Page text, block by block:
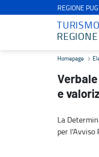
REGIONE
Verbale n. 5 Commissione di
Homepage
e
La
per l'Avviso